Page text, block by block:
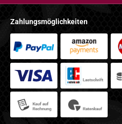
Zahlungsmöglichkeiten